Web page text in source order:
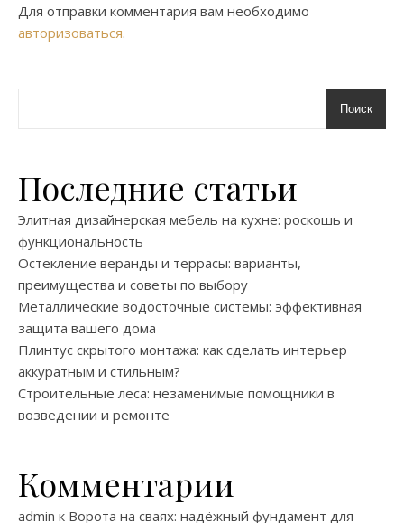
Для отправки комментария вам необходимо
авторизоваться.
Поиск
Последние статьи
Элитная дизайнерская мебель на кухне: роскошь и
функциональность
Остекление веранды и террасы: варианты,
преимущества и советы по выбору
Металлические водосточные системы: эффективная
защита вашего дома
Плинтус скрытого монтажа: как сделать интерьер
аккуратным и стильным?
Строительные леса: незаменимые помощники в
возведении и ремонте
Комментарии
admin к Ворота на сваях: надёжный фундамент для